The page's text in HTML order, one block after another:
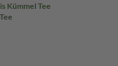
Kümmel Tee